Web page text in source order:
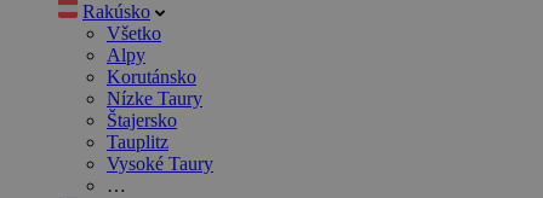
Rakúsko
Všetko
Alpy
Korutánsko
Nízke Taury
Štajersko
Tauplitz
Vysoké Taury
…